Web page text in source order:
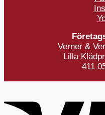
Verner &
Lilla
411